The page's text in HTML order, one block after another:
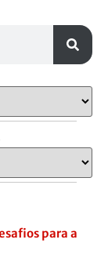
para a